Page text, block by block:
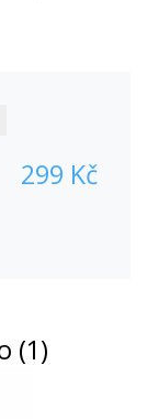
299 Kč
(1)